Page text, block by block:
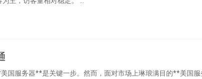
国服务器**是关键一步。然而，面对市场上琳琅满目的**美国服